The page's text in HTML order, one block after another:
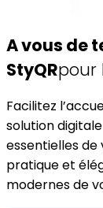
A vous de
StyQRpour
Facilitez
solution
essentielles
pratique et
modernes de